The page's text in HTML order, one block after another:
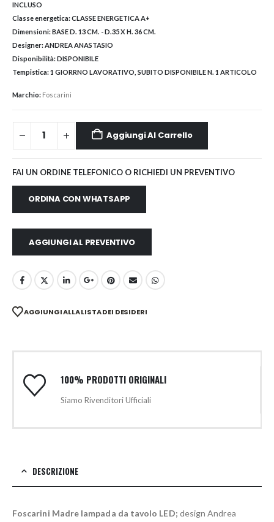
INCLUSO
Classe energetica:CLASSE ENERGETICA A+
Dimensioni:BASE D. 13 CM. - D.35 X H. 36 CM.
Designer:ANDREA ANASTASIO
Disponibilità:DISPONIBILE
Tempistica:1 GIORRNO LAVORATIVO, SUBITO DISPONIBILE N. 1 ARTICOLO
Marchio: Foscarini
Aggiungi Al Carrello
FAI UN ORDINE TELEFONICO O RICHIEDI UN PREVENTIVO
ORDINA CON WHATSAPP
AGGIUNGI AL PREVENTIVO
AGGIUNGI ALLA LISTA DEI DESIDERI
100% PRODOTTI ORIGINALI
Siamo Rivenditori Ufficiali
DESCRIZIONE
Foscarini Madre lampada da tavolo LED; design Andrea